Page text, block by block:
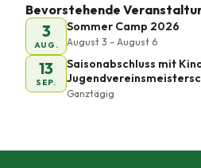
Bevorstehende
3
AUG.
Sommer Camp 2026
August 3 - August 6
13
SEP.
Saisonabschluss mit
Ganztägig